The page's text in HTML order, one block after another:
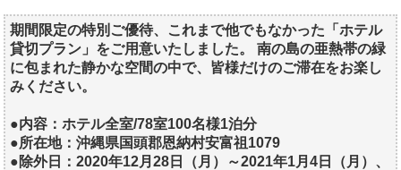
期間限定の特別ご優待、これまで他でもなかった「ホテル
貸切プラン」をご用意いたしました。 南の島の亜熱帯の緑
に包まれた静かな空間の中で、皆様だけのご滞在をお楽し
みください。
●内容：ホテル全室/78室100名様1泊分
●所在地：沖縄県国頭郡恩納村安富祖1079
●除外日：2020年12月28日（月）～2021年1月4日（月）、